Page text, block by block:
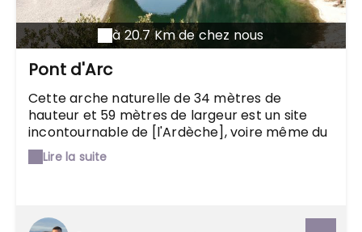
à 20.7 Km de chez nous
Pont d'Arc
Cette arche naturelle de 34 mètres de
hauteur et 59 mètres de largeur est un site
incontournable de [l'Ardèche], voire même du
Midi. Porte d'entrée des célèbres gorges, ce
passage naturel est le point de départ de
[Vallon] à [Saint-Martin-d'Ardèche].
Lire la suite